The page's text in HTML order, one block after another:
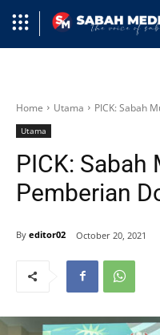
Home Utama PICK: Sabah
Utama
PICK: Sabah
Pemberian
By editor02 October 20, 2021